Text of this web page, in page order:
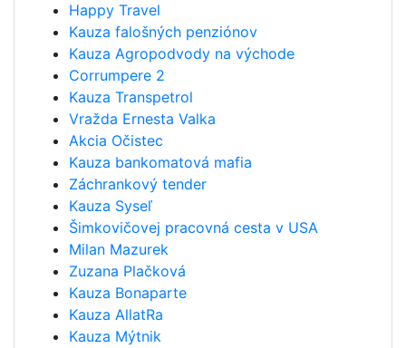
Happy Travel
Kauza falošných penziónov
Kauza Agropodvody na východe
Corrumpere 2
Kauza Transpetrol
Vražda Ernesta Valka
Akcia Očistec
Kauza bankomatová mafia
Záchrankový tender
Kauza Syseľ
Šimkovičovej pracovná cesta v USA
Milan Mazurek
Zuzana Plačková
Kauza Bonaparte
Kauza AllatRa
Kauza Mýtnik